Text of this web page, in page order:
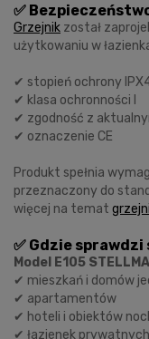
✅
Grzejnik został
użytkowaniu w
✔ stopień ochrony
✔ klasa ochronności I
✔ zgodność z
✔ oznaczenie CE
Produkt spełnia
przeznaczony do
więcej na temat
✅ Gdzie
Model E105
✔ mieszkań i domów
✔ apartamentów
✔ hoteli i obiektów
✔ łazienek